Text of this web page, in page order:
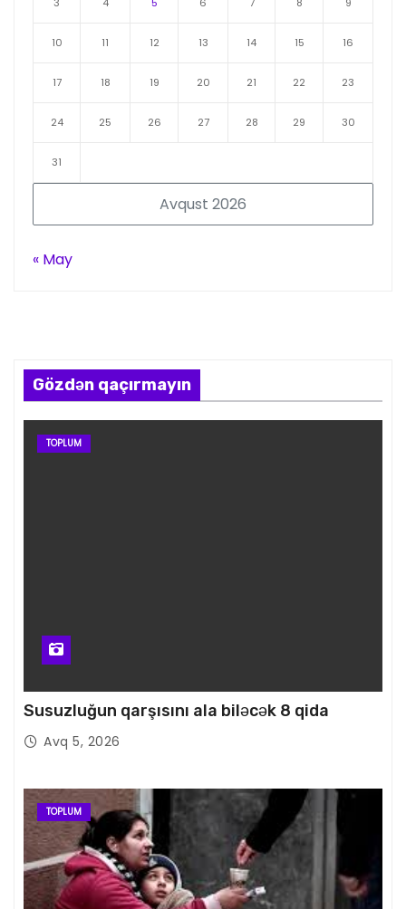
Avqust 2026
10 11 12 13 14 15 16
17 18 19 20 21 22 23
24 25 26 27 28 29 30
31
« May
Gözdən qaçırmayın
TOPLUM
Susuzluğun qarşısını ala biləcək 8 qida
Avq 5, 2026
TOPLUM